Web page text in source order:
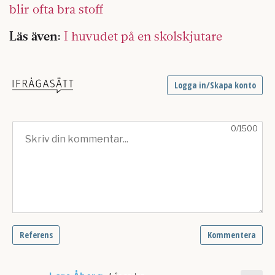
blir ofta bra stoff
Läs även: I huvudet på en skolskjutare